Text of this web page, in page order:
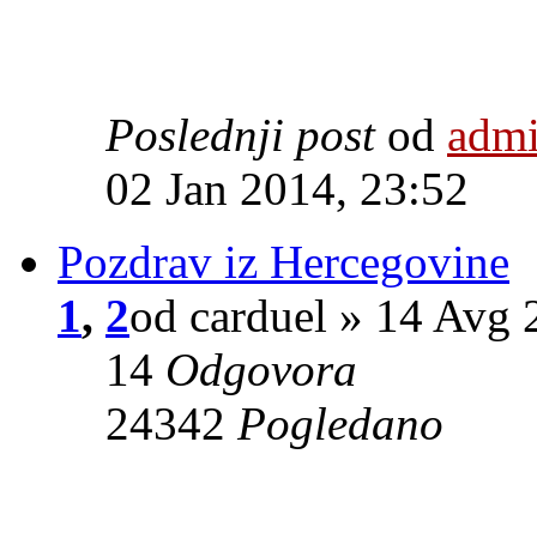
Poslednji post od
02 Jan 2014, 23:52
Pozdrav iz Hercegovine
1, 2od carduel » 14 Avg
14 Odgovora
24342 Pogledano